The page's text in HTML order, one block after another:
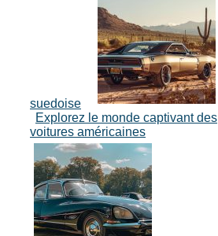
suedoise
Explorez le monde captivant des
voitures américaines